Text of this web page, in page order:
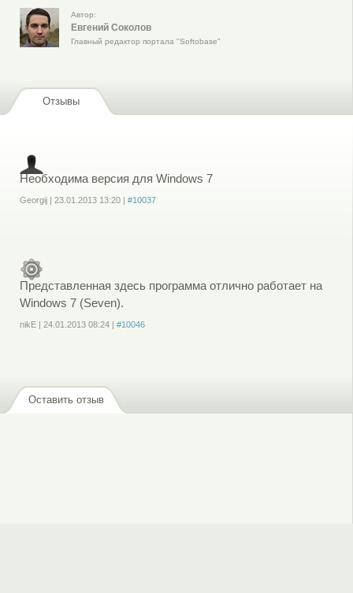
Автор:
Евгений Соколов
Главный редактор портала "Softobase"
Отзывы
Необходима версия для Windows 7
Georgij| 23.01.2013 13:20| #10037
Представленная здесь программа отлично работает на
Windows 7 (Seven).
nikE| 24.01.2013 08:24| #10046
Оставить отзыв